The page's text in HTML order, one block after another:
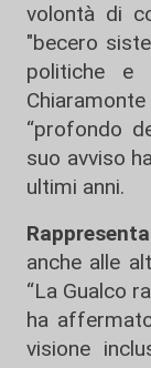
volontà di
"becero
politiche e
“profondo
suo avviso
ultimi anni.
anche alle
“La Gualco
ha
visione